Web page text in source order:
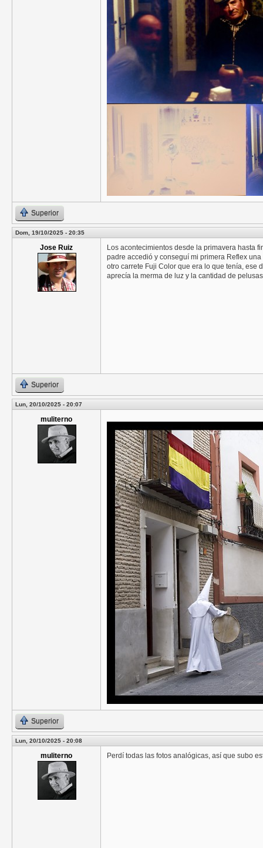
Superior
Dom, 19/10/2025 - 20:35
Jose Ruiz
Los acontecimientos desde la primavera hasta
padre accedió y conseguí mi primera Reflex
otro carrete Fuji Color que era lo que tenía, ese
aprecía la merma de luz y la cantidad de
Superior
Lun, 20/10/2025 - 20:07
muliterno
Superior
Lun, 20/10/2025 - 20:08
muliterno Perdí todas las fotos analógicas, así que subo